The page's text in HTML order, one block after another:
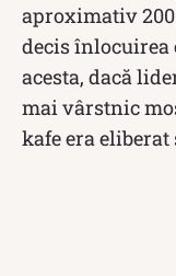
aproximativ
decis înlocuirea
acesta, dacă
mai vârstnic
kafe era